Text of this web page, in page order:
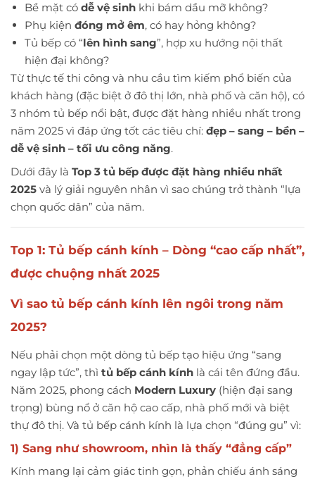
Bề mặt có dễ vệ sinh khi bám dầu mỡ không?
Phụ kiện đóng mở êm, có hay hỏng không?
Tủ bếp có “lên hình sang”, hợp xu hướng nội thất
hiện đại không?
Từ thực tế thi công và nhu cầu tìm kiếm phổ biến của
khách hàng (đặc biệt ở đô thị lớn, nhà phố và căn hộ), có
3 nhóm tủ bếp nổi bật, được đặt hàng nhiều nhất trong
năm 2025 vì đáp ứng tốt các tiêu chí: đẹp – sang – bền –
dễ vệ sinh – tối ưu công năng.
Dưới đây là Top 3 tủ bếp được đặt hàng nhiều nhất
2025 và lý giải nguyên nhân vì sao chúng trở thành “lựa
chọn quốc dân” của năm.
Top 1: Tủ bếp cánh kính – Dòng “cao cấp nhất”,
được chuộng nhất 2025
Vì sao tủ bếp cánh kính lên ngôi trong năm
2025?
Nếu phải chọn một dòng tủ bếp tạo hiệu ứng “sang
ngay lập tức”, thì tủ bếp cánh kính là cái tên đứng đầu.
Năm 2025, phong cách Modern Luxury (hiện đại sang
trọng) bùng nổ ở căn hộ cao cấp, nhà phố mới và biệt
thự đô thị. Và tủ bếp cánh kính là lựa chọn “đúng gu” vì:
1) Sang như showroom, nhìn là thấy “đẳng cấp”
Kính mang lại cảm giác tinh gọn, phản chiếu ánh sáng